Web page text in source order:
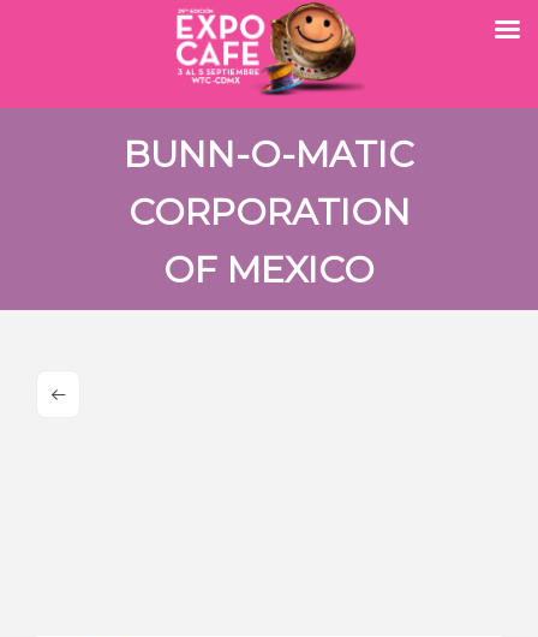
BUNN-O-MATIC
CORPORATION
OF MEXICO